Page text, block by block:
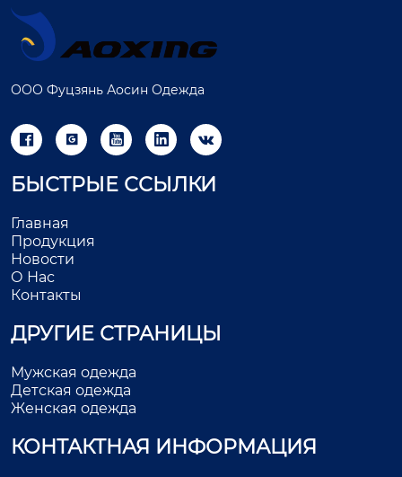
ООО Фуцзянь Аосин Одежда
    
БЫСТРЫЕ ССЫЛКИ
Главная
Продукция
Новости
О Нас
Контакты
ДРУГИЕ СТРАНИЦЫ
Мужская одежда
Детская одежда
Женская одежда
КОНТАКТНАЯ ИНФОРМАЦИЯ